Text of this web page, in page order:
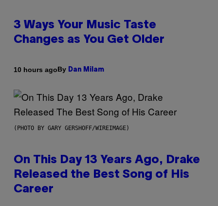
3 Ways Your Music Taste
Changes as You Get Older
10 hours agoBy Dan Milam
(PHOTO BY GARY GERSHOFF/WIREIMAGE)
On This Day 13 Years Ago, Drake
Released the Best Song of His
Career